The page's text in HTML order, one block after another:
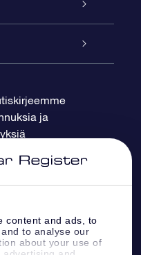
content and ads, to
to analyse our
about your use of
ja